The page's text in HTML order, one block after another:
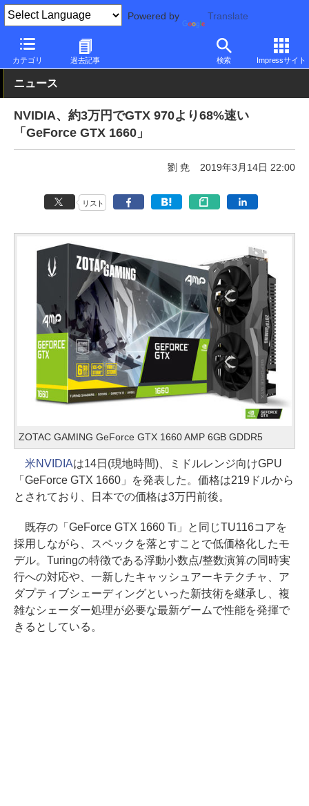
Powered by Translate
カテゴリ 過去記事 検索 Impressサイト
PC Watch 半導体/周辺機器 GeForce
ニュース
NVIDIA、約3万円でGTX 970より68%速い
「GeForce GTX 1660」
劉 尭 2019年3月14日 22:00
リスト
ZOTAC GAMING GeForce GTX 1660 AMP 6GB GDDR5
米NVIDIAは14日(現地時間)、ミドルレンジ向けGPU
「GeForce GTX 1660」を発表した。価格は219ドルから
とされており、日本での価格は3万円前後。
既存の「GeForce GTX 1660 Ti」と同じTU116コアを
採用しながら、スペックを落とすことで低価格化したモ
デル。Turingの特徴である浮動小数点/整数演算の同時実
行への対応や、一新したキャッシュアーキテクチャ、ア
ダプティブシェーディングといった新技術を継承し、複
雑なシェーダー処理が必要な最新ゲームで性能を発揮で
きるとしている。